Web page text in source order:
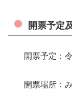
開票予定
開票予定：令
開票場所：み